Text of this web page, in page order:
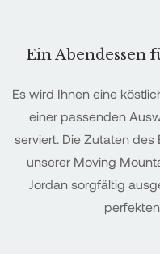
Ein Abendessen
Es wird Ihnen eine
einer passenden
serviert. Die Zutaten
unserer Moving
Jordan sorgfältig